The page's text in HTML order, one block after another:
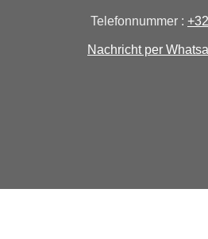
Telefonnummer :
Nachricht per